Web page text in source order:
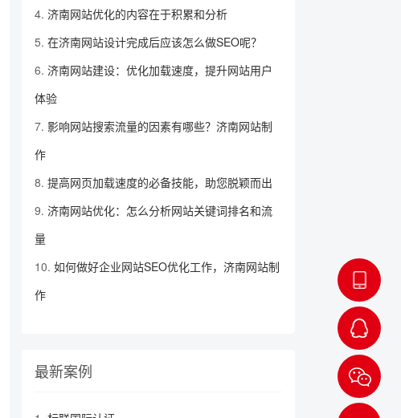
济南网站优化的内容在于积累和分析
在济南网站设计完成后应该怎么做SEO呢？
济南网站建设：优化加载速度，提升网站用户
体验
影响网站搜索流量的因素有哪些？济南网站制
作
提高网页加载速度的必备技能，助您脱颖而出
济南网站优化：怎么分析网站关键词排名和流
量
如何做好企业网站SEO优化工作，济南网站制
作
最新案例
152-
5410-
3229
QQ咨
询